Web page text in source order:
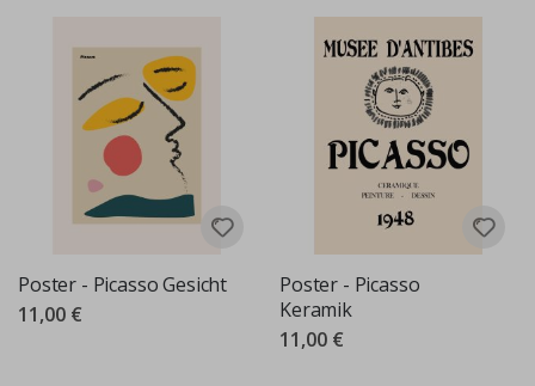
Poster - Picasso Gesicht
11,00 €
Poster - Picasso
Keramik
11,00 €